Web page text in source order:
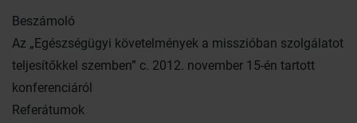
Beszámoló
Az „Egészségügyi követelmények a misszióban szolgálatot
teljesítőkkel szemben” c. 2012. november 15-én tartott
konferenciáról
Referátumok